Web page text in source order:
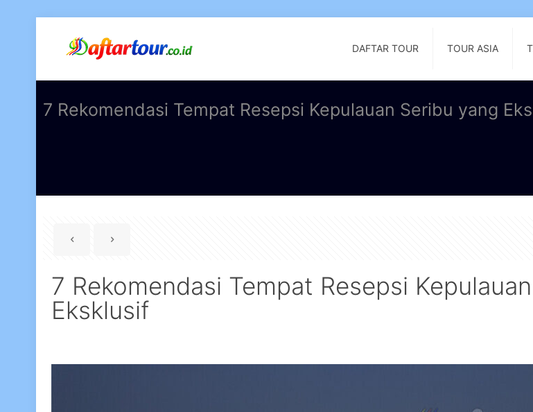
DAFTAR TOUR TOUR ASIA
7 Rekomendasi Tempat Resepsi Kepulauan Seribu yang
7 Rekomendasi Tempat Resepsi
Eksklusif